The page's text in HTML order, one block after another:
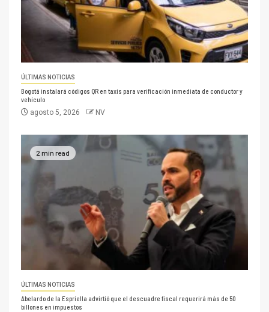
ÚLTIMAS NOTICIAS
Bogotá instalará códigos QR en taxis para verificación inmediata de conductor y
vehículo
agosto 5, 2026 NV
2 min read
ÚLTIMAS NOTICIAS
Abelardo de la Espriella advirtió que el descuadre fiscal requerirá más de 50
billones en impuestos